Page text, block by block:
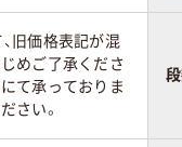
旧価格表記が混
めご了承くださ
て承っておりま
さい。